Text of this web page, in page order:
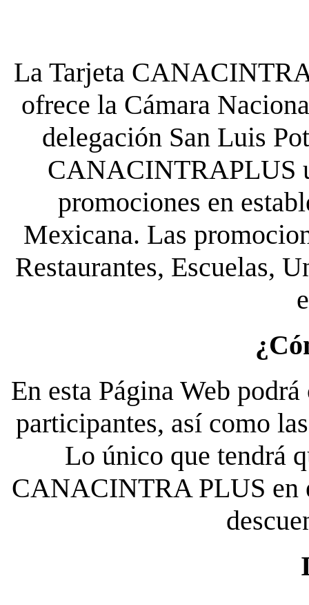
La Tarjeta
ofrece la Cámara
delegación San Luis
CANACINTRAPLUS
promociones en
Mexicana. Las
Restaurantes, Escuelas,
En esta Página Web
participantes, así como
Lo único que tendrá
CANACINTRA PLUS en